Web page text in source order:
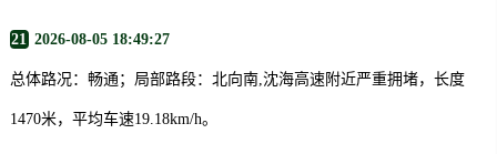
21 2026-08-05 18:49:27
总体路况：畅通；局部路段：北向南,沈海高速附近严重拥堵，长度
1470米，平均车速19.18km/h。